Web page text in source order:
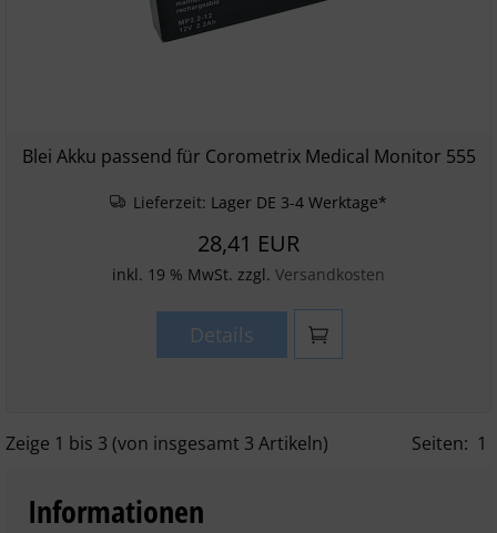
Blei Akku passend für Corometrix Medical Monitor 555
Lieferzeit: Lager DE 3-4 Werktage*
28,41 EUR
inkl. 19 % MwSt. zzgl. Versandkosten
Details
Zeige 1 bis 3 (von insgesamt 3 Artikeln) Seiten: 1
Informationen